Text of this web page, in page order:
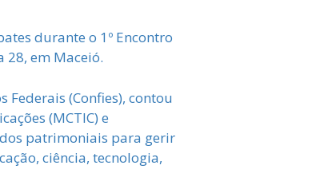
durante o 1º Encontro
28, em Maceió.
(Confies), contou
(MCTIC) e
patrimoniais para gerir
ciência, tecnologia,